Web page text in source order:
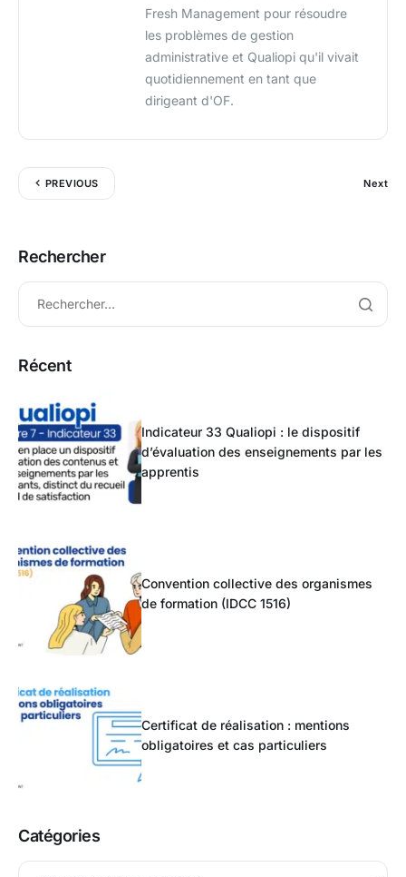
Fresh Management pour résoudre
les problèmes de gestion
administrative et Qualiopi qu'il vivait
quotidiennement en tant que
dirigeant d'OF.
PREVIOUS Next
Rechercher
Récent
Indicateur 33 Qualiopi : le dispositif
d’évaluation des enseignements par les
apprentis
Convention collective des organismes
de formation (IDCC 1516)
Certificat de réalisation : mentions
obligatoires et cas particuliers
Catégories